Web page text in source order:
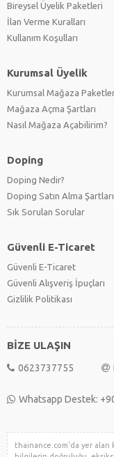
Bireysel Üyelik Paketleri
İlan Verme Kuralları
Kullanım Koşulları
Kurumsal Üyelik
Kurumsal Mağaza
Mağaza Açma Şartları
Nasıl Mağaza Açabilirim?
Doping
Doping Nedir?
Doping Satın Alma Şartları
Sık Sorulan Sorular
Güvenli E-Ticaret
Güvenli E-Ticaret
Güvenli Alışveriş İpuçları
Gizlilik Politikası
BİZE ULAŞIN
0623737755
Whatsapp Destek:
thainance.com'da yer alan